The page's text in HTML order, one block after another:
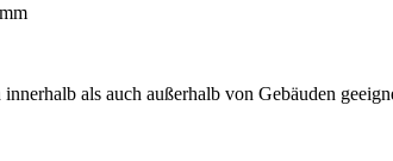
als auch außerhalb von Gebäuden